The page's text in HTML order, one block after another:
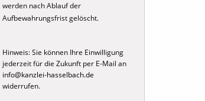
werden nach Ablauf der
Aufbewahrungsfrist gelöscht.
Hinweis: Sie können Ihre Einwilligung
jederzeit für die Zukunft per E-Mail an
info@kanzlei-hasselbach.de
widerrufen.